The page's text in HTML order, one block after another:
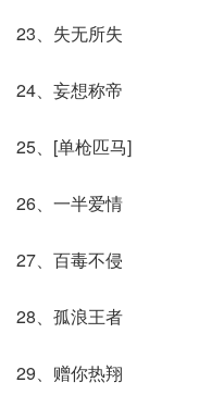
23、失无所失
24、妄想称帝
25、[单枪匹马]
26、一半爱情
27、百毒不侵
28、孤浪王者
29、赠你热翔